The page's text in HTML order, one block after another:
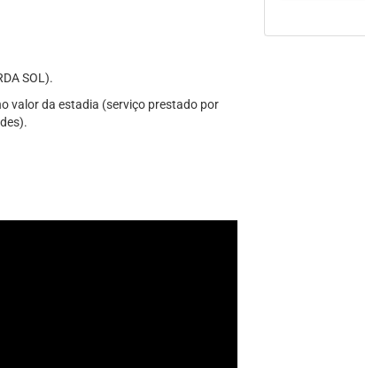
SOL).
valor da estadia (serviço prestado por